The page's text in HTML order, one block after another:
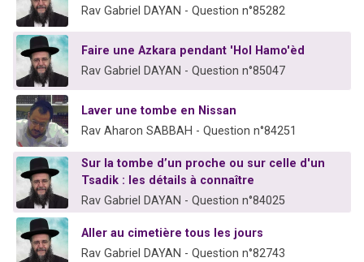
Rav Gabriel DAYAN - Question n°85282
Faire une Azkara pendant 'Hol Hamo'èd
Rav Gabriel DAYAN - Question n°85047
Laver une tombe en Nissan
Rav Aharon SABBAH - Question n°84251
Sur la tombe d’un proche ou sur celle d'un
Tsadik : les détails à connaître
Rav Gabriel DAYAN - Question n°84025
Aller au cimetière tous les jours
Rav Gabriel DAYAN - Question n°82743